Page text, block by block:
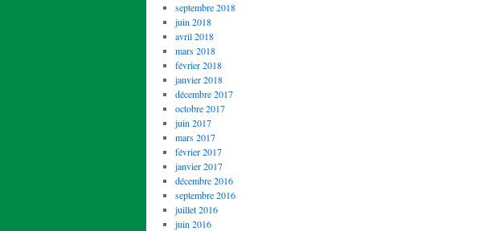
septembre 2018
juin 2018
avril 2018
mars 2018
février 2018
janvier 2018
décembre 2017
octobre 2017
juin 2017
mars 2017
février 2017
janvier 2017
décembre 2016
septembre 2016
juillet 2016
juin 2016